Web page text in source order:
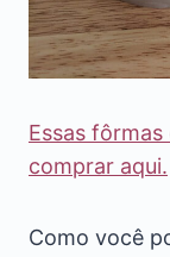
Essas
comprar aqui.
Como você